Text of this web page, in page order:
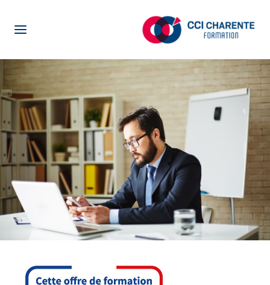
NOTRE CENTRE DE FORMATION
LA FORMATION EN ALTERNANCE
LA FORMATION POUR ADULTES
CENTRE D’ETUDE DE LANGUES
ENTREPRISES
ACTUALITÉS
PRÉ-INSCRIPTION
OFFRES EN ALTERNANCE
NETYPAREO